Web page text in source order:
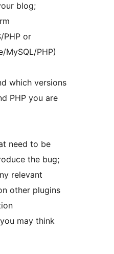
blog;
PHP or
MySQL/PHP)
which versions
PHP you are
need to be
the bug;
relevant
other plugins
may think